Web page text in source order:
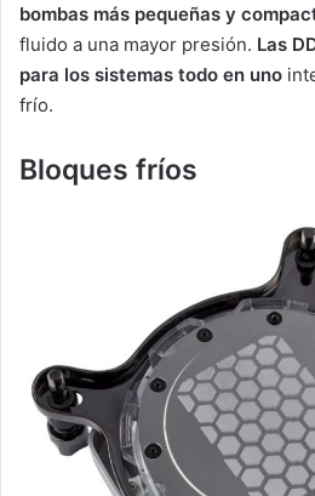
bombas más pequeñas y
fluido a una mayor presión. Las
para los sistemas todo en uno
frío.
Bloques fríos